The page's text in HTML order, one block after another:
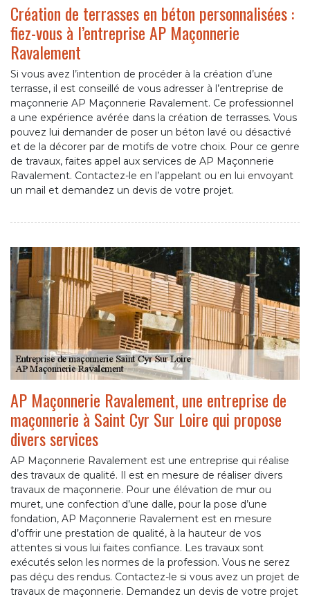
Création de terrasses en béton personnalisées :
fiez-vous à l’entreprise AP Maçonnerie
Ravalement
Si vous avez l’intention de procéder à la création d’une
terrasse, il est conseillé de vous adresser à l’entreprise de
maçonnerie AP Maçonnerie Ravalement. Ce professionnel
a une expérience avérée dans la création de terrasses. Vous
pouvez lui demander de poser un béton lavé ou désactivé
et de la décorer par de motifs de votre choix. Pour ce genre
de travaux, faites appel aux services de AP Maçonnerie
Ravalement. Contactez-le en l’appelant ou en lui envoyant
un mail et demandez un devis de votre projet.
AP Maçonnerie Ravalement, une entreprise de
maçonnerie à Saint Cyr Sur Loire qui propose
divers services
AP Maçonnerie Ravalement est une entreprise qui réalise
des travaux de qualité. Il est en mesure de réaliser divers
travaux de maçonnerie. Pour une élévation de mur ou
muret, une confection d’une dalle, pour la pose d’une
fondation, AP Maçonnerie Ravalement est en mesure
d’offrir une prestation de qualité, à la hauteur de vos
attentes si vous lui faites confiance. Les travaux sont
exécutés selon les normes de la profession. Vous ne serez
pas déçu des rendus. Contactez-le si vous avez un projet de
travaux de maçonnerie. Demandez un devis de votre projet